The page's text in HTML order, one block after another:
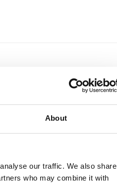
About
our traffic. We also share
who may combine it with